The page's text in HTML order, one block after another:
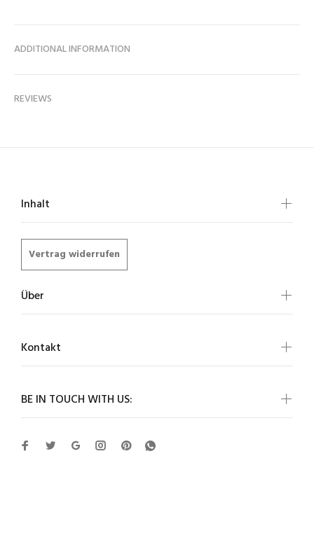
ADDITIONAL INFORMATION
REVIEWS
BE IN TOUCH WITH US:
Inhalt
Vertrag widerrufen
Über
Kontakt